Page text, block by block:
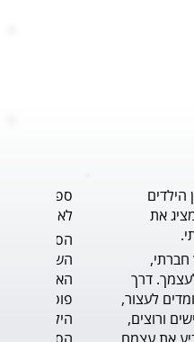
הילדים
את
תקשורת נכונה והקשבה לעצמך. דרך
ספר נוגע
לאורך